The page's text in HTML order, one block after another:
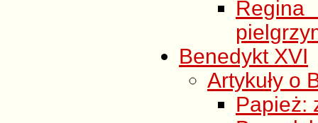
Regina
Benedykt XVI
Artykuły o
Papież: